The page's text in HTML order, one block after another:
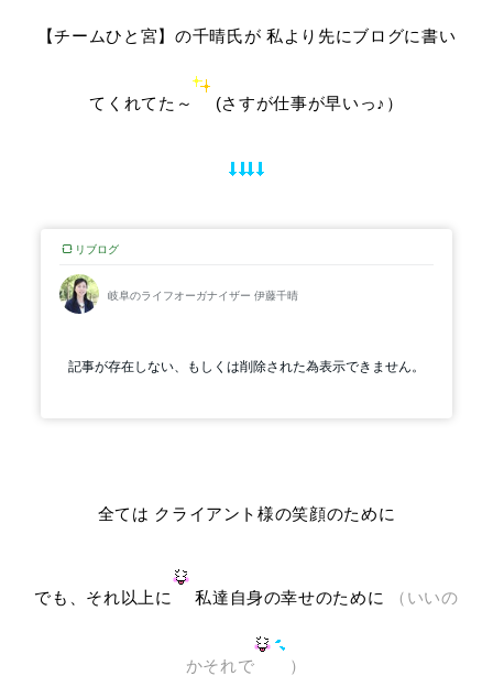
【チームひと宮】の千晴氏が 私より先にブログに書い
てくれてた～ (さすが仕事が早いっ♪）
全ては クライアント様の笑顔のために
でも、それ以上に 私達自身の幸せのために （いいの
かそれで ）